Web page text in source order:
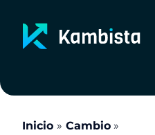
contenido
Inicio
Cambio